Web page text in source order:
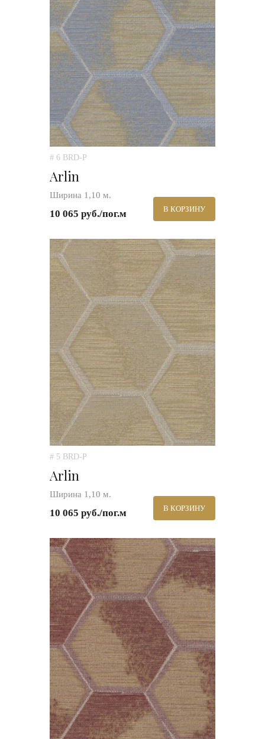
# 6 BRD-P
Arlin
Ширина 1,10 м.
10 065 руб./пог.м В КОРЗИНУ
# 5 BRD-P
Arlin
Ширина 1,10 м.
10 065 руб./пог.м В КОРЗИНУ